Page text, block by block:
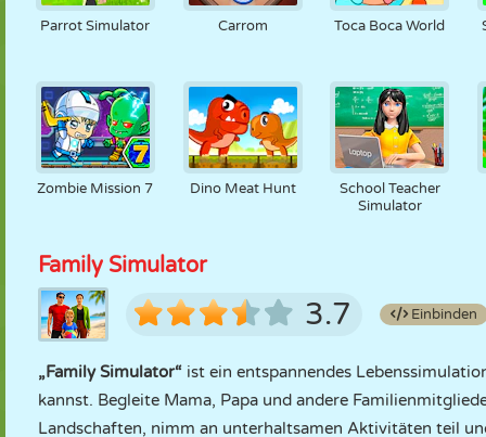
Parrot Simulator Carrom Toca Boca World
Zombie Mission 7 Dino Meat Hunt
School Teacher
Simulator
Family Simulator
3.7 Einbinden
„Family Simulator“ ist ein entspannendes
kannst. Begleite Mama, Papa und andere
Landschaften, nimm an unterhaltsamen Aktivitäten teil